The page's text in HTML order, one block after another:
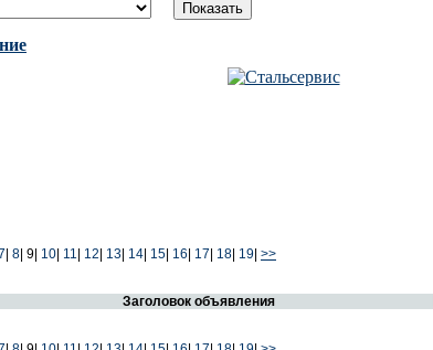
8 9| 10 11 12 13 14 15 16 17 18 19 >>
Заголовок объявления